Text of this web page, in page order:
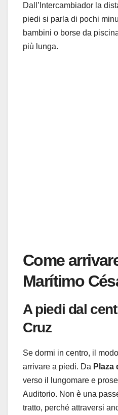
Dall’Intercambiador la
piedi si parla di pochi
bambini o borse da
più lunga.
Come
Marítimo
A piedi dal
Cruz
Se dormi in centro, il
arrivare a piedi. Da Plaza
verso il lungomare e
Auditorio. Non è una
tratto, perché attraversi